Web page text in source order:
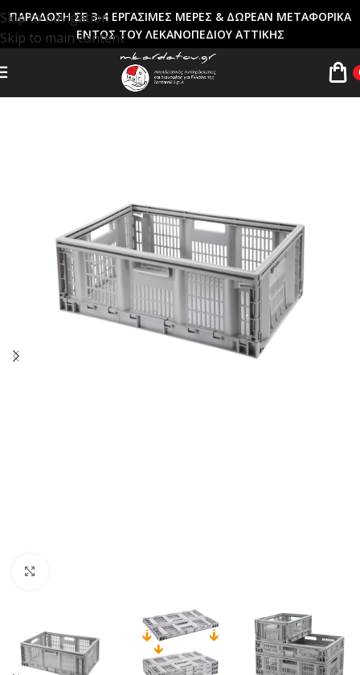
Skip to navigation
Skip to main content
ΠΑΡΑΔΟΣΗ ΣΕ 3-4 ΕΡΓΑΣΙΜΕΣ ΜΕΡΕΣ & ΔΩΡΕΑΝ ΜΕΤΑΦΟΡΙΚΑ
ΕΝΤΟΣ ΤΟΥ ΛΕΚΑΝΟΠΕΔΙΟΥ ΑΤΤΙΚΗΣ
Αρχική σελίδα ΕΙΔΗ ΑΠΟΘΗΚΕΥΣΗΣ